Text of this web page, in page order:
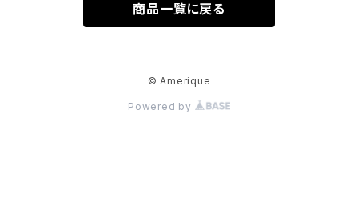
商品一覧に戻る
© Amerique
Powered by